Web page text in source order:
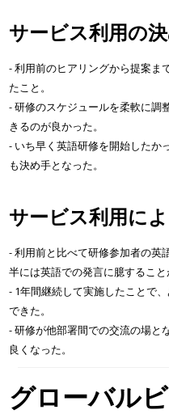
サービス利用の
- 利用前のヒアリングから提案ま
たこと。
- 研修のスケジュールを柔軟に調
きるのが良かった。
- いち早く英語研修を開始したか
も決め手となった。
サービス利用に
- 利用前と比べて研修参加者の英
半には英語での発言に臆すること
- 1年間継続して実施したことで
できた。
- 研修が他部署間での交流の場と
良くなった。
グローバル